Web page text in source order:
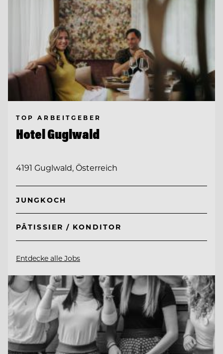
TOP ARBEITGEBER
Hotel Guglwald
4191 Guglwald, Österreich
JUNGKOCH
PÂTISSIER / KONDITOR
Entdecke alle Jobs